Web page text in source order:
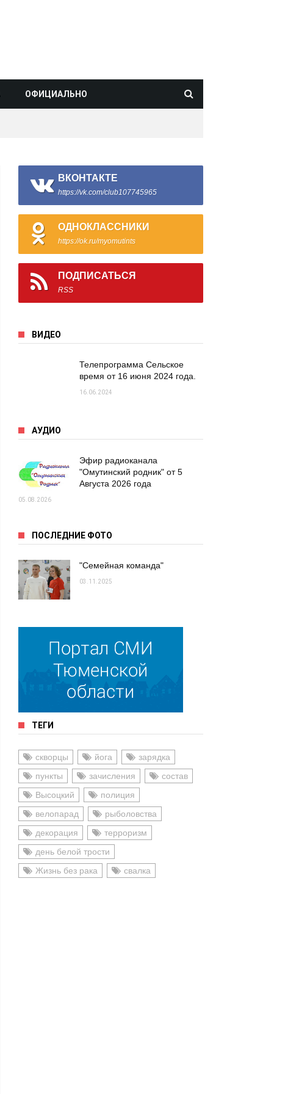
ОФИЦИАЛЬНО
ВКОНТАКТЕ
https://vk.com/club107745965
ОДНОКЛАССНИКИ
https://ok.ru/myomutints
ПОДПИСАТЬСЯ
RSS
ВИДЕО
Телепрограмма Сельское
время от 16 июня 2024 года.
16.06.2024
АУДИО
Эфир радиоканала
"Омутинский родник" от 5
Августа 2026 года
05.08.2026
ПОСЛЕДНИЕ ФОТО
"Семейная команда"
03.11.2025
ТЕГИ
скворцы йога
зарядка
пункты
зачисления
состав
Высоцкий
полиция
велопарад
рыболовства
декорация
терроризм
день белой трости
Жизнь без рака
свалка